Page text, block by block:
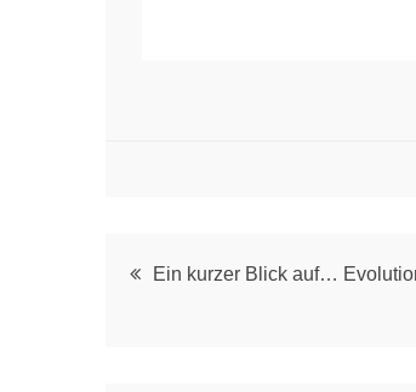
PostEin kurzer Blick auf…